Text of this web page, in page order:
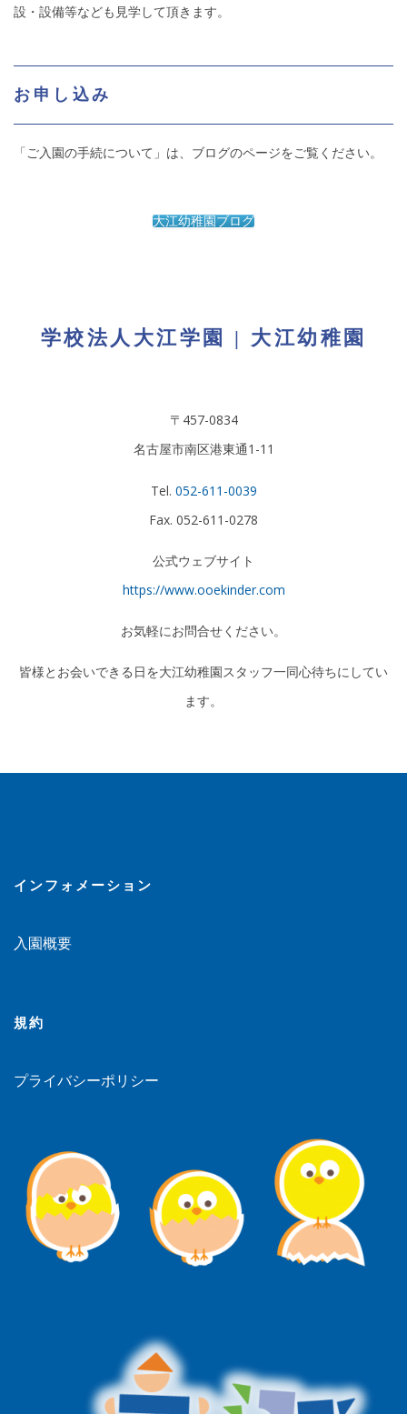
設・設備等なども見学して頂きます。
お申し込み
「ご入園の手続について」は、ブログのページをご覧ください。
大江幼稚園ブログ
学校法人大江学園 | 大江幼稚園
〒457-0834
名古屋市南区港東通1-11
Tel. 052-611-0039
Fax. 052-611-0278
公式ウェブサイト
https://www.ooekinder.com
お気軽にお問合せください。
皆様とお会いできる日を大江幼稚園スタッフ一同心待ちにしてい
ます。
インフォメーション
入園概要
規約
プライバシーポリシー